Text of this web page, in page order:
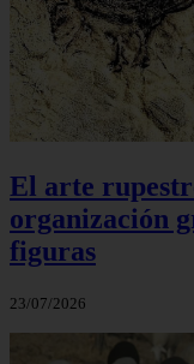
El arte
organización
figuras
23/07/2026